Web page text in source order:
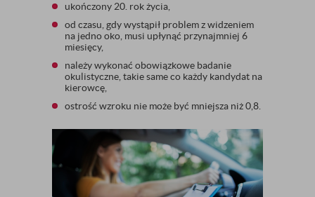
ukończony 20. rok życia,
od czasu, gdy wystąpił problem z widzeniem
na jedno oko, musi upłynąć przynajmniej 6
miesięcy,
należy wykonać obowiązkowe badanie
okulistyczne, takie same co każdy kandydat na
kierowcę,
ostrość wzroku nie może być mniejsza niż 0,8.